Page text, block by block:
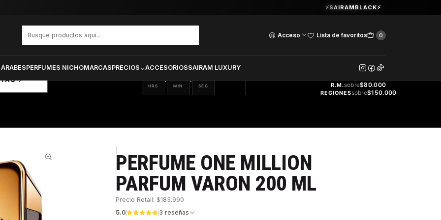
Acceso Lista de favoritos 0
PERFUMES NICHOMARCASPRECIOS ACCESORIOSSAIRAM LUXURY
Guardia Vieja 202. Oficina 102.Ver Horarios
⚡SAIRAMBLACK⚡
18
HRS
: 26
MIN
: 01
SEG
GRATIS
R.M.sobre$80.000
REGIONESsobre$150.000
PERFUME ONE MILLION
PARFUM VARON 200 ML
Precio Retail: $183.990
5.0
3 reseñas